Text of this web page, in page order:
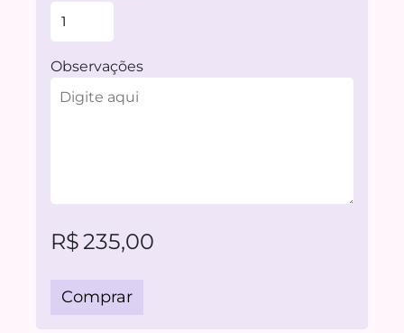
Observações
R$235,00
Comprar